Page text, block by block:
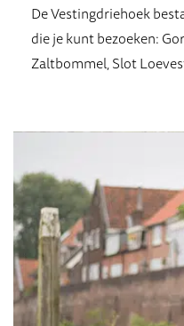
De Vestingdriehoek
die je kunt bezoeken:
Zaltbommel, Slot